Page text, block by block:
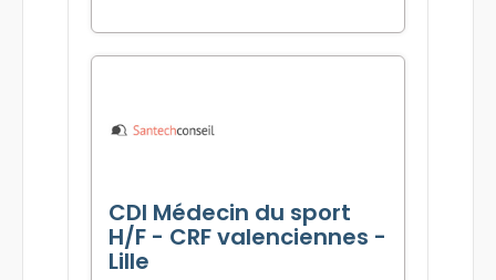
CDI Médecin du sport
H/F - CRF valenciennes -
Lille